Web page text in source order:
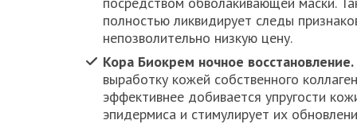
полностью ликвидирует следы
непозволительно низкую цену.
Кора Биокрем ночное восстановление.
выработку кожей собственного
эффективнее добивается упругости
эпидермиса и стимулирует их